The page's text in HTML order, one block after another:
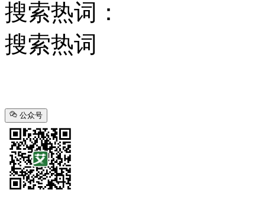
搜索热词：
搜索热词
公众号